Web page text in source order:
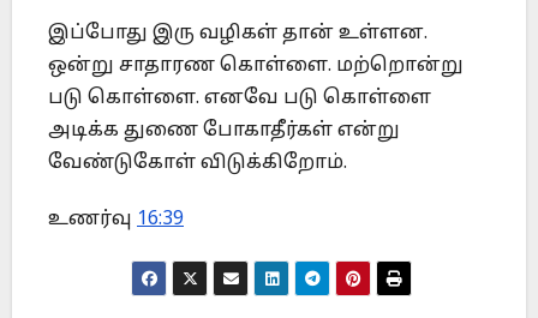
இப்போது இரு வழிகள் தான் உள்ளன.
ஒன்று சாதாரண கொள்ளை. மற்றொன்று
படு கொள்ளை. எனவே படு கொள்ளை
அடிக்க துணை போகாதீர்கள் என்று
வேண்டுகோள் விடுக்கிறோம்.
உணர்வு 16:39